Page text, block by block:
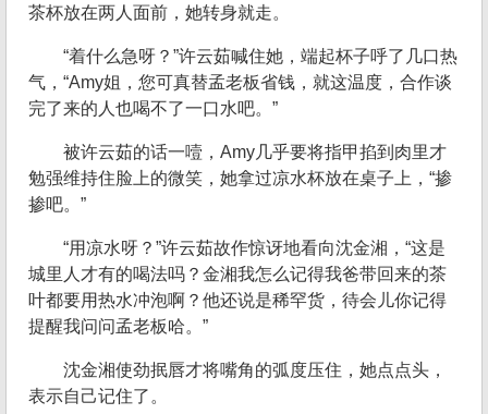
茶杯放在两人面前，她转身就走。
“着什么急呀？”许云茹喊住她，端起杯子呼了几口热
气，“Amy姐，您可真替孟老板省钱，就这温度，合作谈
完了来的人也喝不了一口水吧。”
被许云茹的话一噎，Amy几乎要将指甲掐到肉里才
勉强维持住脸上的微笑，她拿过凉水杯放在桌子上，“掺
掺吧。”
“用凉水呀？”许云茹故作惊讶地看向沈金湘，“这是
城里人才有的喝法吗？金湘我怎么记得我爸带回来的茶
叶都要用热水冲泡啊？他还说是稀罕货，待会儿你记得
提醒我问问孟老板哈。”
沈金湘使劲抿唇才将嘴角的弧度压住，她点点头，
表示自己记住了。